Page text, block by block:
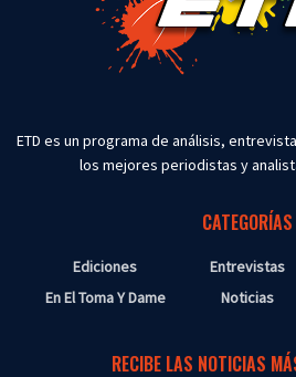
ETD es un programa de análisis,
los mejores periodistas y
CATEGORÍAS
Ediciones
En El Toma Y Dame
Entrevistas
Noticias
RECIBE LAS NOTICIAS